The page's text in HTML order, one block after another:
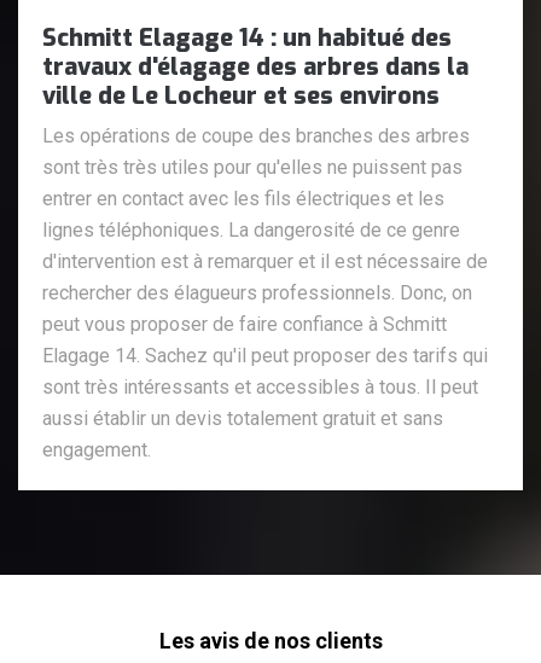
Schmitt Elagage 14 : un habitué des
travaux d'élagage des arbres dans la
ville de Le Locheur et ses environs
Les opérations de coupe des branches des arbres
sont très très utiles pour qu'elles ne puissent pas
entrer en contact avec les fils électriques et les
lignes téléphoniques. La dangerosité de ce genre
d'intervention est à remarquer et il est nécessaire de
rechercher des élagueurs professionnels. Donc, on
peut vous proposer de faire confiance à Schmitt
Elagage 14. Sachez qu'il peut proposer des tarifs qui
sont très intéressants et accessibles à tous. Il peut
aussi établir un devis totalement gratuit et sans
engagement.
Les avis de nos clients